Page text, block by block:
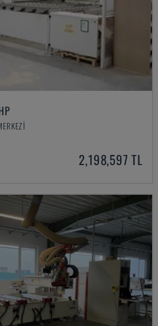
2,198,597 TL